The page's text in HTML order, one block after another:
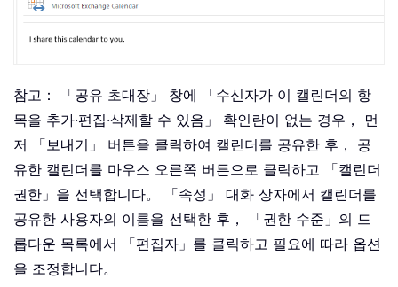
참고： 「공유 초대장」 창에 「수신자가 이 캘린더의 항
목을 추가·편집·삭제할 수 있음」 확인란이 없는 경우， 먼
저 「보내기」 버튼을 클릭하여 캘린더를 공유한 후， 공
유한 캘린더를 마우스 오른쪽 버튼으로 클릭하고 「캘린더
권한」을 선택합니다。 「속성」 대화 상자에서 캘린더를
공유한 사용자의 이름을 선택한 후， 「권한 수준」의 드
롭다운 목록에서 「편집자」를 클릭하고 필요에 따라 옵션
을 조정합니다。